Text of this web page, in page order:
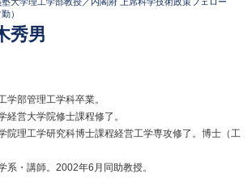
塾大学理工学部教授／内閣府 上席科学技術政策フェロー
）
秀男
学部管理工学科卒業。
経営大学院修士課程修了。
院理工学研究科博士課程経営工学専攻修了。博士（工
系・講師。2002年6月同助教授。